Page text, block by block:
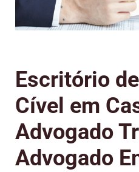
Escritório
Cível em
Advogado
Advogado